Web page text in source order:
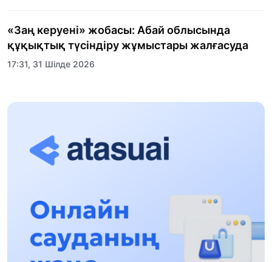
«Заң керуені» жобасы: Абай облысында
құқықтық түсіндіру жұмыстары жалғасуда
17:31, 31 Шілде 2026
Халықаралық «Формула-1 H2O» жарысын
13:13, 30 Шілде 2026
12:01, 28 Шілде 2026
Абзал Достияр: Думан Мұхаметкәрімді